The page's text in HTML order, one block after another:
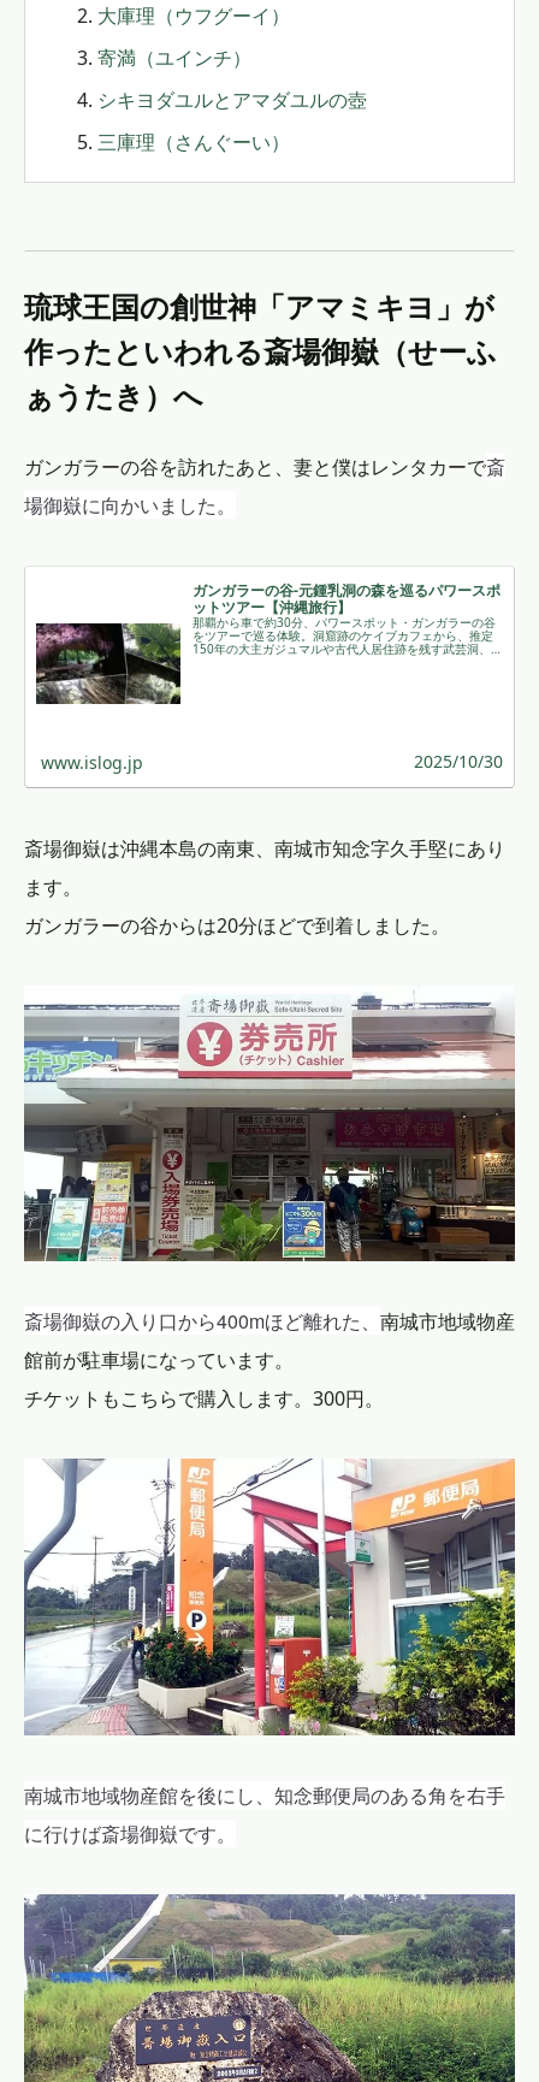
大庫理（ウフグーイ）
寄満（ユインチ）
シキヨダユルとアマダユルの壺
三庫理（さんぐーい）
琉球王国の創世神「アマミキヨ」が
作ったといわれる斎場御嶽（せーふ
ぁうたき）へ
ガンガラーの谷を訪れたあと、妻と僕はレンタカーで斎
場御嶽に向かいました。
ガンガラーの谷-元鍾乳洞の森を巡るパワースポ
ットツアー【沖縄旅行】
那覇から車で約30分、パワースポット・ガンガラーの谷
をツアーで巡る体験。洞窟跡のケイブカフェから、推定
150年の大主ガジュマルや古代人居住跡を残す武芸洞、種
之子御嶽まで、雨音と緑の息吹に包まれる神秘の森歩き
www.islog.jp 2025/10/30
斎場御嶽は沖縄本島の南東、南城市知念字久手堅にあり
ます。
ガンガラーの谷からは20分ほどで到着しました。
斎場御嶽の入り口から400mほど離れた、 南城市地域物産
館前が駐車場になっています。
チケットもこちらで購入します。300円。
南城市地域物産館を後にし、知念郵便局のある角を右手
に行けば斎場御嶽です。